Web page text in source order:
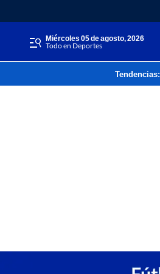
miércoles 05 de agosto, 2026
Todo en Deportes
Tendencias: